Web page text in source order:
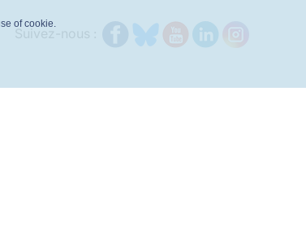
of cookie.